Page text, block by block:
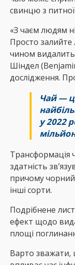
свинцю з
«З чаєм людям
Просто
чином
Шіндел
дослідження.
Чай —
у 2022
Трансформація
здатність
причому
інші сорти.
Подрібнене
ефект щодо
площі
Варто зважати,